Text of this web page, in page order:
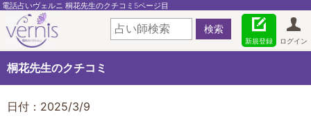
電話占いヴェルニ 桐花先生のクチコミ5ページ目
ログイン
新規登録
桐花先生のクチコミ
日付：2025/3/9